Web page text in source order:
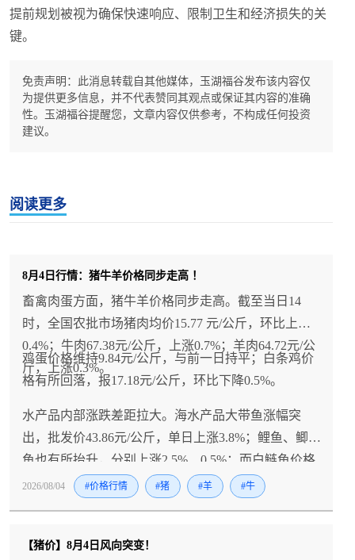
提前规划被视为确保快速响应、限制卫生和经济损失的关
键。
免责声明：此消息转载自其他媒体，玉湖福谷发布该内容仅
为提供更多信息，并不代表赞同其观点或保证其内容的准确
性。玉湖福谷提醒您，文章内容仅供参考，不构成任何投资
建议。
阅读更多
8月4日行情：猪牛羊价格同步走高 ！
畜禽肉蛋方面，猪牛羊价格同步走高。截至当日14
时，全国农批市场猪肉均价15.77 元/公斤，环比上涨
0.4%；牛肉67.38元/公斤，上涨0.7%；羊肉64.72元/公
斤，上涨0.3%。
鸡蛋价格维持9.84元/公斤，与前一日持平；白条鸡价
格有所回落，报17.18元/公斤，环比下降0.5%。
水产品内部涨跌差距拉大。海水产品大带鱼涨幅突
出，批发价43.86元/公斤，单日上涨3.8%；鲤鱼、鲫
鱼也有所抬升，分别上涨2.5%、0.5%；而白鲢鱼价格
走弱，环比下降3.2%。
2026/08/04 #价格行情 #猪 #羊 #牛
【猪价】8月4日风向突变！